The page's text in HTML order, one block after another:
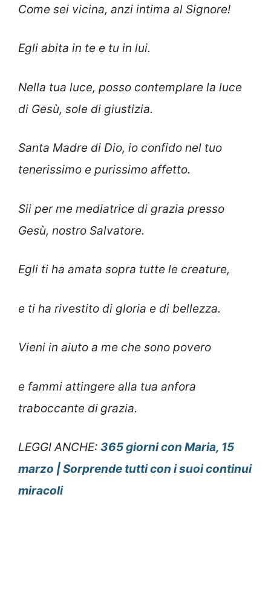
Come sei vicina, anzi intima al Signore!
Egli abita in te e tu in lui.
Nella tua luce, posso contemplare la luce
di Gesù, sole di giustizia.
Santa Madre di Dio, io confido nel tuo
tenerissimo e purissimo affetto.
Sii per me mediatrice di grazia presso
Gesù, nostro Salvatore.
Egli ti ha amata sopra tutte le creature,
e ti ha rivestito di gloria e di bellezza.
Vieni in aiuto a me che sono povero
e fammi attingere alla tua anfora
traboccante di grazia.
LEGGI ANCHE: 365 giorni con Maria, 15
marzo | Sorprende tutti con i suoi continui
miracoli